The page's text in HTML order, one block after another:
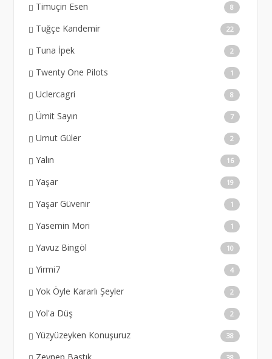
Timuçin Esen 8
Tuğçe Kandemir 22
Tuna İpek 2
Twenty One Pilots 1
Uclercagri 8
Ümit Sayın 7
Umut Güler 2
Yalın 16
Yaşar 19
Yaşar Güvenir 1
Yasemin Mori 1
Yavuz Bingöl 10
Yirmi7 4
Yok Öyle Kararlı Şeyler 2
Yol'a Düş 2
Yüzyüzeyken Konuşuruz 38